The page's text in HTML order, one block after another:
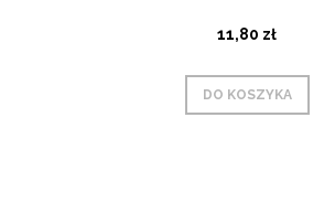
11,80 zł
DO KOSZYKA